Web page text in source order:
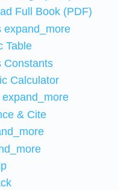
Full Book (PDF)
expand_more
Table
Constants
Calculator
expand_more
& Cite